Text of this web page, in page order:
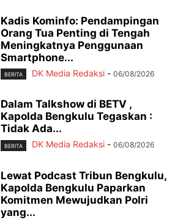
Kadis Kominfo: Pendampingan
Orang Tua Penting di Tengah
Meningkatnya Penggunaan
Smartphone...
BERITA DK Media Redaksi - 06/08/2026
Dalam Talkshow di BETV ,
Kapolda Bengkulu Tegaskan :
Tidak Ada...
BERITA DK Media Redaksi - 06/08/2026
Lewat Podcast Tribun Bengkulu,
Kapolda Bengkulu Paparkan
Komitmen Mewujudkan Polri
yang...